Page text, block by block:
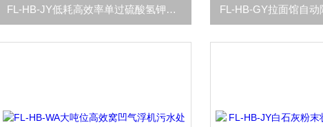
FL-HB-JY低耗高效率单过硫酸氢钾消毒投加器设备